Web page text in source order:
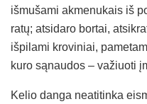
išmušami akmenukais iš
ratų; atsidaro bortai,
išpilami kroviniai,
kuro sąnaudos – važiuoti
Kelio danga neatitinka